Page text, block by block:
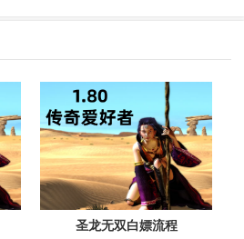
圣龙无双白嫖流程